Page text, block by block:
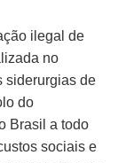
ilegal de
no
siderurgias de
do
Brasil a todo
sociais e